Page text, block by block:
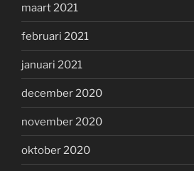
maart 2021
februari 2021
januari 2021
december 2020
november 2020
oktober 2020